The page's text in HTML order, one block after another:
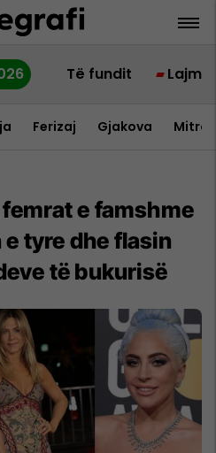
Të fundit Lajme
Ferizaj Gjakova
e famshme
tyre dhe flasin
të bukurisë